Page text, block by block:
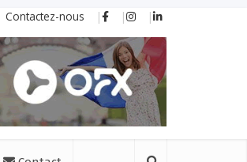
Contactez-nous